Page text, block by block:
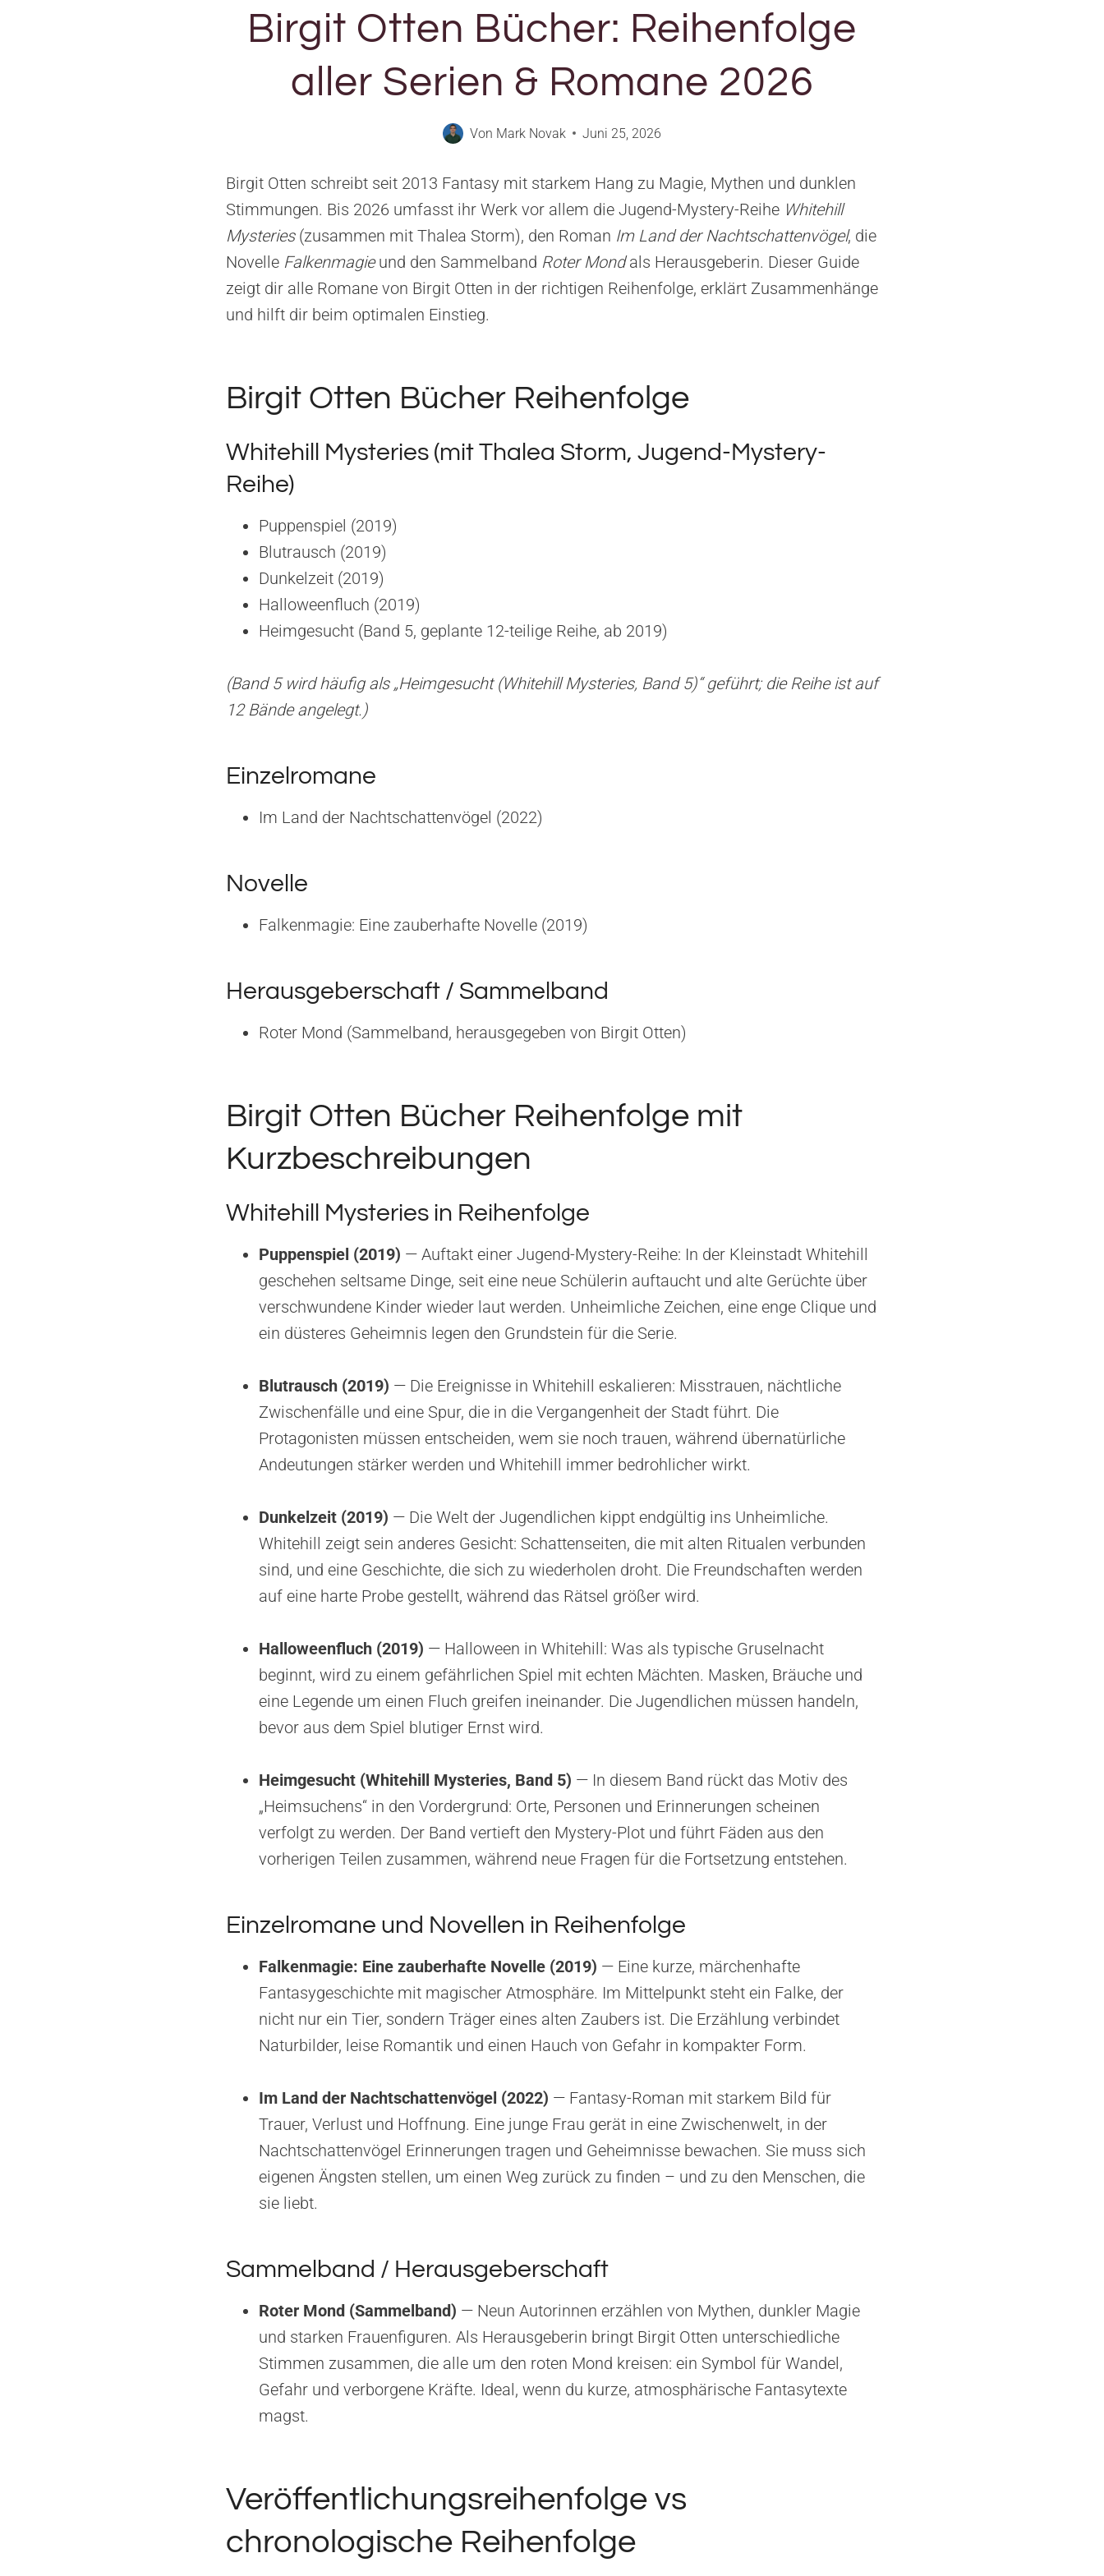
Birgit Otten Bücher: Reihenfolge
aller Serien & Romane 2026
Von Mark Novak Juni 25, 2026
Birgit Otten schreibt seit 2013 Fantasy mit starkem Hang zu Magie, Mythen und dunklen
Stimmungen. Bis 2026 umfasst ihr Werk vor allem die Jugend-Mystery-Reihe Whitehill
Mysteries(zusammen mit Thalea Storm), den Roman Im Land der Nachtschattenvögel, die
Novelle Falkenmagieund den Sammelband Roter Mondals Herausgeberin. Dieser Guide
zeigt dir alle Romane von Birgit Otten in der richtigen Reihenfolge, erklärt Zusammenhänge
und hilft dir beim optimalen Einstieg.
Birgit Otten Bücher Reihenfolge
Whitehill Mysteries (mit Thalea Storm, Jugend-Mystery-
Reihe)
Puppenspiel (2019)
Blutrausch (2019)
Dunkelzeit (2019)
Halloweenfluch (2019)
Heimgesucht (Band 5, geplante 12-teilige Reihe, ab 2019)
(Band 5 wird häufig als „Heimgesucht (Whitehill Mysteries, Band 5)“ geführt; die Reihe ist auf
12 Bände angelegt.)
Einzelromane
Im Land der Nachtschattenvögel (2022)
Novelle
Falkenmagie: Eine zauberhafte Novelle (2019)
Herausgeberschaft / Sammelband
Roter Mond (Sammelband, herausgegeben von Birgit Otten)
Birgit Otten Bücher Reihenfolge mit
Kurzbeschreibungen
Whitehill Mysteries in Reihenfolge
Puppenspiel (2019) — Auftakt einer Jugend-Mystery-Reihe: In der Kleinstadt Whitehill
geschehen seltsame Dinge, seit eine neue Schülerin auftaucht und alte Gerüchte über
verschwundene Kinder wieder laut werden. Unheimliche Zeichen, eine enge Clique und
ein düsteres Geheimnis legen den Grundstein für die Serie.
Blutrausch (2019) — Die Ereignisse in Whitehill eskalieren: Misstrauen, nächtliche
Zwischenfälle und eine Spur, die in die Vergangenheit der Stadt führt. Die
Protagonisten müssen entscheiden, wem sie noch trauen, während übernatürliche
Andeutungen stärker werden und Whitehill immer bedrohlicher wirkt.
Dunkelzeit (2019) — Die Welt der Jugendlichen kippt endgültig ins Unheimliche.
Whitehill zeigt sein anderes Gesicht: Schattenseiten, die mit alten Ritualen verbunden
sind, und eine Geschichte, die sich zu wiederholen droht. Die Freundschaften werden
auf eine harte Probe gestellt, während das Rätsel größer wird.
Halloweenfluch (2019) — Halloween in Whitehill: Was als typische Gruselnacht
beginnt, wird zu einem gefährlichen Spiel mit echten Mächten. Masken, Bräuche und
eine Legende um einen Fluch greifen ineinander. Die Jugendlichen müssen handeln,
bevor aus dem Spiel blutiger Ernst wird.
Heimgesucht (Whitehill Mysteries, Band 5) — In diesem Band rückt das Motiv des
„Heimsuchens“ in den Vordergrund: Orte, Personen und Erinnerungen scheinen
verfolgt zu werden. Der Band vertieft den Mystery-Plot und führt Fäden aus den
vorherigen Teilen zusammen, während neue Fragen für die Fortsetzung entstehen.
Einzelromane und Novellen in Reihenfolge
Falkenmagie: Eine zauberhafte Novelle (2019) — Eine kurze, märchenhafte
Fantasygeschichte mit magischer Atmosphäre. Im Mittelpunkt steht ein Falke, der
nicht nur ein Tier, sondern Träger eines alten Zaubers ist. Die Erzählung verbindet
Naturbilder, leise Romantik und einen Hauch von Gefahr in kompakter Form.
Im Land der Nachtschattenvögel (2022) — Fantasy-Roman mit starkem Bild für
Trauer, Verlust und Hoffnung. Eine junge Frau gerät in eine Zwischenwelt, in der
Nachtschattenvögel Erinnerungen tragen und Geheimnisse bewachen. Sie muss sich
eigenen Ängsten stellen, um einen Weg zurück zu finden – und zu den Menschen, die
sie liebt.
Sammelband / Herausgeberschaft
Roter Mond (Sammelband) — Neun Autorinnen erzählen von Mythen, dunkler Magie
und starken Frauenfiguren. Als Herausgeberin bringt Birgit Otten unterschiedliche
Stimmen zusammen, die alle um den roten Mond kreisen: ein Symbol für Wandel,
Gefahr und verborgene Kräfte. Ideal, wenn du kurze, atmosphärische Fantasytexte
magst.
Veröffentlichungsreihenfolge vs
chronologische Reihenfolge